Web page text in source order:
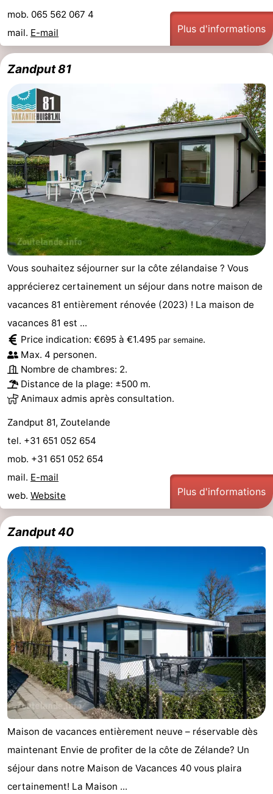
Middelburg
Zeeuws-
Vlaanderen
Nieuwvliet
-
Cadzand
-
Nature
Het
Zwin
Météo
Contact
mob. 065 562 067 4
mail. E-mail Plus d'informations
Zandput 81
Vous souhaitez séjourner sur la côte zélandaise ? Vous
apprécierez certainement un séjour dans notre maison de
vacances 81 entièrement rénovée (2023) ! La maison de
vacances 81 est ...
Price indication: €695 à €1.495 par semaine.
Max. 4 personen.
Nombre de chambres: 2.
Distance de la plage: ±500 m.
Animaux admis après consultation.
Zandput 81, Zoutelande
tel. +31 651 052 654
mob. +31 651 052 654
mail. E-mail
web. Website Plus d'informations
Zandput 40
Maison de vacances entièrement neuve – réservable dès
maintenant Envie de profiter de la côte de Zélande? Un
séjour dans notre Maison de Vacances 40 vous plaira
certainement! La Maison ...